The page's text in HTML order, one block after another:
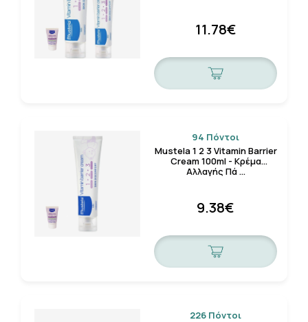
11.78€
94 Πόντοι
Mustela 1 2 3 Vitamin Barrier
Cream 100ml - Κρέμα
Αλλαγής Πά …
9.38€
226 Πόντοι